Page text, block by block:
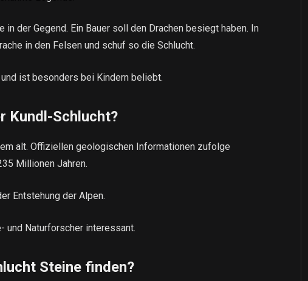
in der Gegend. Ein Bauer soll den Drachen besiegt haben. In
in den Felsen und schuf so die Schlucht.
ist besonders bei Kindern beliebt.
Kundl-Schlucht?
alt. Offiziellen geologischen Informationen zufolge
Millionen Jahren.
Entstehung der Alpen.
und Naturforscher interessant.
Steine ​​finden?